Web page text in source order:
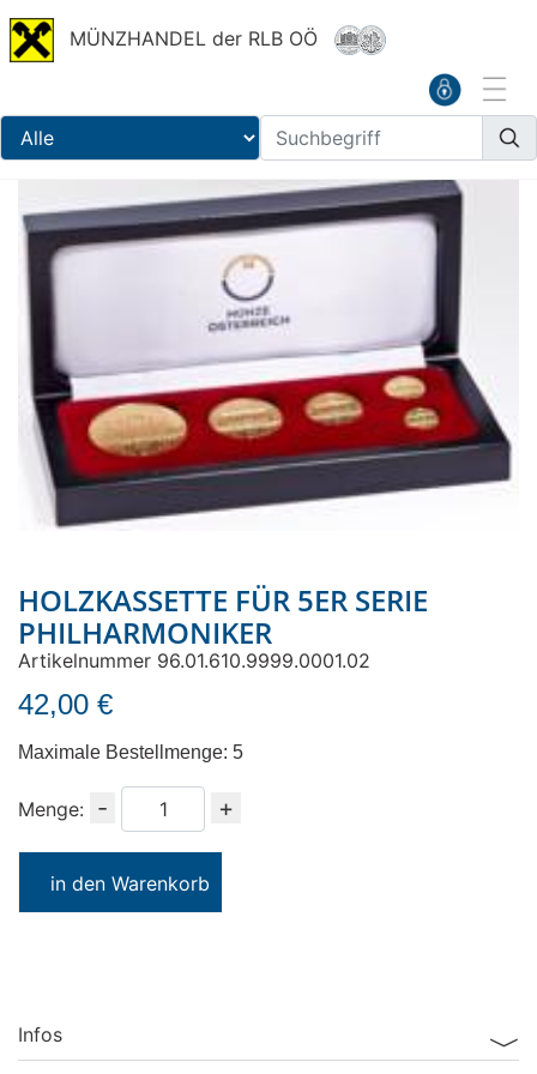
MÜNZHANDEL der RLB OÖ
HOLZKASSETTE FÜR 5ER SERIE
PHILHARMONIKER
Artikelnummer 96.01.610.9999.0001.02
42,00 €
Maximale Bestellmenge: 5
Menge: - Menge +
in den Warenkorb
Infos